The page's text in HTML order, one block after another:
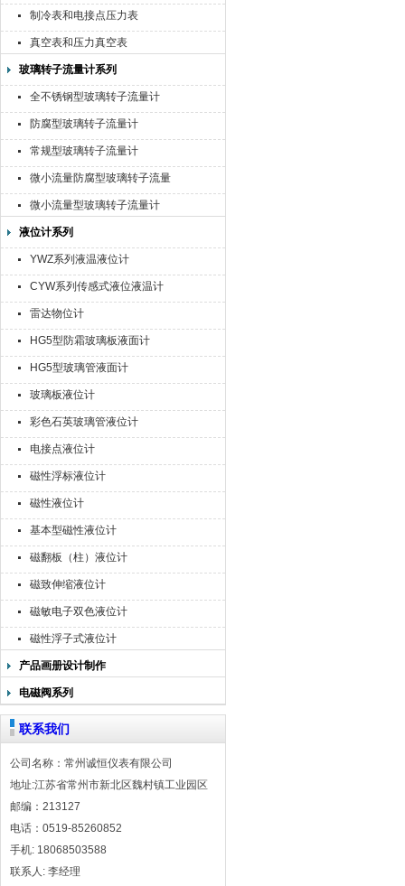
制冷表和电接点压力表
真空表和压力真空表
玻璃转子流量计系列
全不锈钢型玻璃转子流量计
防腐型玻璃转子流量计
常规型玻璃转子流量计
微小流量防腐型玻璃转子流量
计
微小流量型玻璃转子流量计
液位计系列
YWZ系列液温液位计
CYW系列传感式液位液温计
雷达物位计
HG5型防霜玻璃板液面计
HG5型玻璃管液面计
玻璃板液位计
彩色石英玻璃管液位计
电接点液位计
磁性浮标液位计
磁性液位计
基本型磁性液位计
磁翻板（柱）液位计
磁致伸缩液位计
磁敏电子双色液位计
磁性浮子式液位计
产品画册设计制作
电磁阀系列
联系我们
公司名称：常州诚恒仪表有限公司
地址:江苏省常州市新北区魏村镇工业园区
邮编：213127
电话：0519-85260852
手机: 18068503588
联系人: 李经理